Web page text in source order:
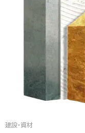
建設・資材